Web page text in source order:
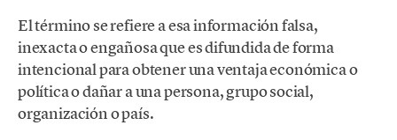
El término se refiere a esa información falsa,
inexacta o engañosa que es difundida de forma
intencional para obtener una ventaja económica o
política o dañar a una persona, grupo social,
organización o país.